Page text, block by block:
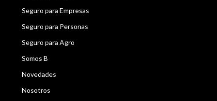
Seguro para Empresas
Seguro para Personas
Seguro para Agro
Somos B
Novedades
Nosotros